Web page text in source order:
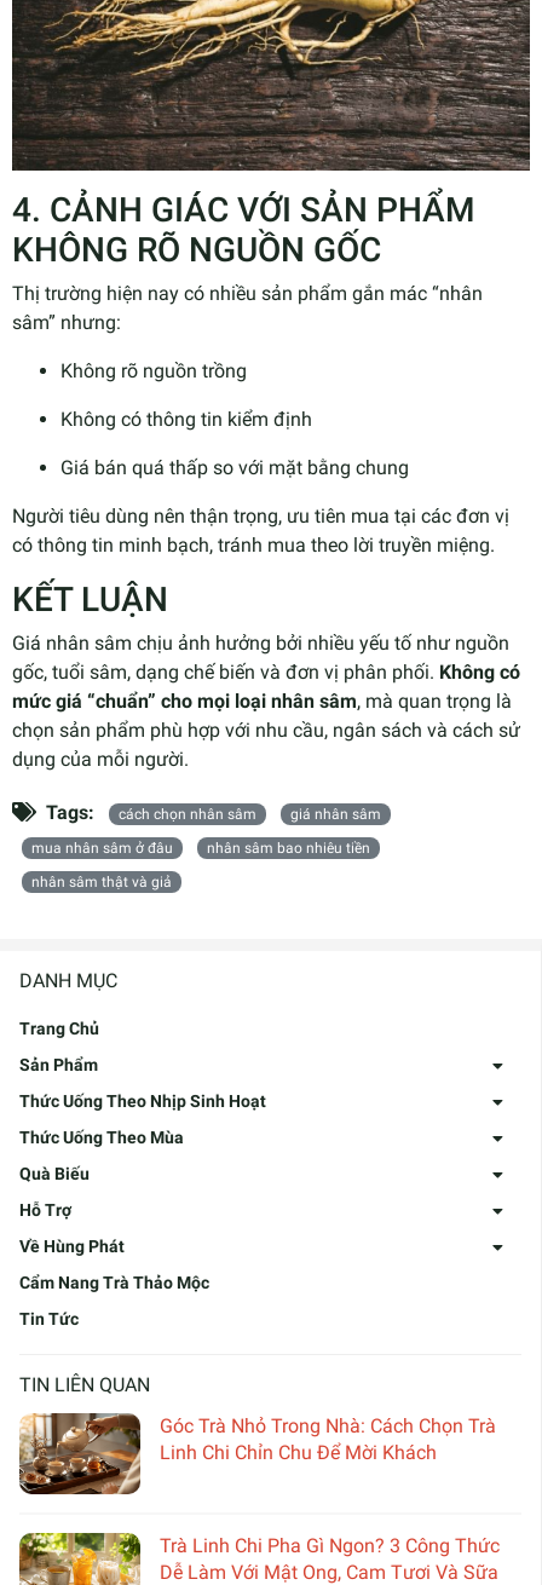
DANH MỤC
Trang Chủ
Sản Phẩm
Thức Uống Theo Nhịp Sinh Hoạt
Thức Uống Theo Mùa
Quà Biếu
Hỗ Trợ
Về Hùng Phát
Cẩm Nang Trà Thảo Mộc
Tin Tức
TIN LIÊN QUAN
Góc Trà Nhỏ Trong Nhà: Cách Chọn Trà
Linh Chi Chỉn Chu Để Mời Khách
Trà Linh Chi Pha Gì Ngon? 3 Công Thức
Dễ Làm Với Mật Ong, Cam Tươi Và Sữa
4. CẢNH GIÁC VỚI SẢN PHẨM
KHÔNG RÕ NGUỒN GỐC
Thị trường hiện nay có nhiều sản phẩm gắn mác “nhân
sâm” nhưng:
Không rõ nguồn trồng
Không có thông tin kiểm định
Giá bán quá thấp so với mặt bằng chung
Người tiêu dùng nên thận trọng, ưu tiên mua tại các đơn vị
có thông tin minh bạch, tránh mua theo lời truyền miệng.
KẾT LUẬN
Giá nhân sâm chịu ảnh hưởng bởi nhiều yếu tố như nguồn
gốc, tuổi sâm, dạng chế biến và đơn vị phân phối. Không có
mức giá “chuẩn” cho mọi loại nhân sâm, mà quan trọng là
chọn sản phẩm phù hợp với nhu cầu, ngân sách và cách sử
dụng của mỗi người.
Tags: cách chọn nhân sâm
giá nhân sâm
mua nhân sâm ở đâu
nhân sâm bao nhiêu tiền
nhân sâm thật và giả